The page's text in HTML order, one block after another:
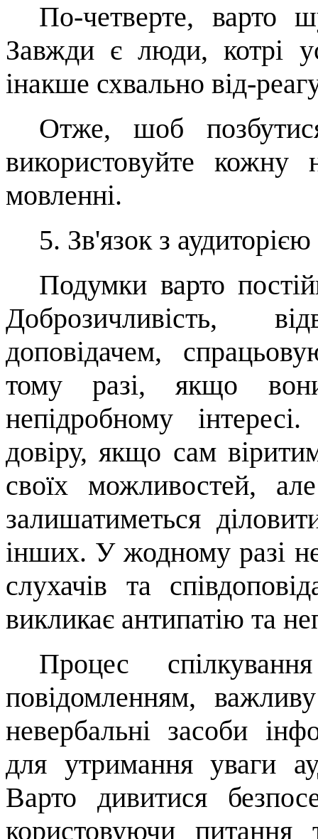
По-четверте, варто
Завжди є люди, котрі
інакше схвально від-
Отже, шоб
використо­вуйте кожну
мовленні.
5. Зв'язок з аудиторією
Подумки варто
Добро­зичливість,
доповідачем,
тому разі, якщо
непідробному
довіру, якщо сам
своїх мож­ливостей,
залишатиметься
інших. У жодному разі
слухачів та
викликає антипатію та
Процес
повідомленням,
невербальні засоби
для утримання уваги
Варто дивитися
користовуючи